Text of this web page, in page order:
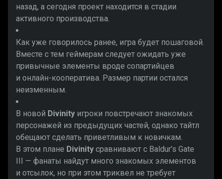
назад, а сегодня проект находится в стадии
активного производства.
Как уже говорилось ранее, игра будет пошаговой.
Вместе с тем геймерам следует ожидать уже
привычные элементы вроде сопартийцев
и онлайн-кооператива. Размер партии остался
неизменным.
В новой Divinity игроки повстречают знакомых
персонажей из предыдущих частей, однако тайтл
обещают сделать приветливым к новичкам.
В этом плане Divinity сравнивают с Baldur’s Gate
III — фанаты найдут много знакомых элементов
и отсылок, но при этом триквел не требует